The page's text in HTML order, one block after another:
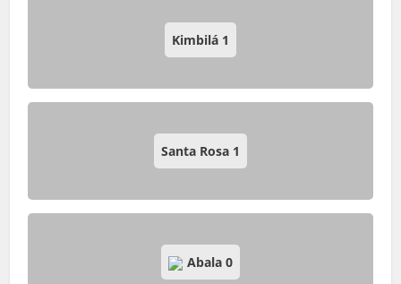
Kimbilá 1
Santa Rosa 1
Abala 0